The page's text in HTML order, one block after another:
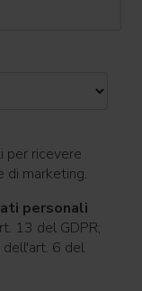
per ricevere
di marketing.
personali
13 del GDPR;
6 del